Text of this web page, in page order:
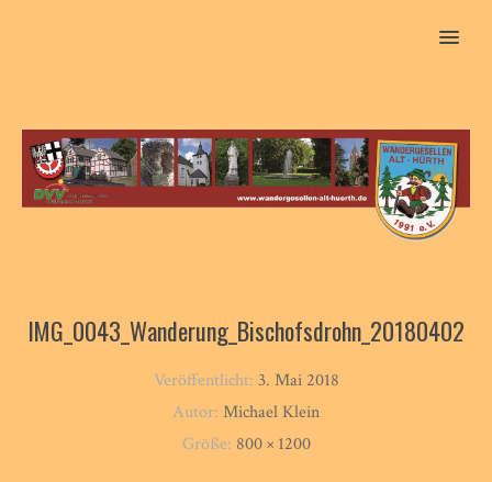
MENU
IMG_0043_Wanderung_Bischofsdrohn_20180402
Veröffentlicht: 3. Mai 2018
Autor: Michael Klein
Größe: 800 × 1200